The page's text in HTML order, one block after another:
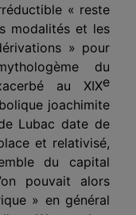
« reste
modalités et les
» pour
du
au XIXe
joachimite
Lubac date de
et relativisé,
du capital
pouvait alors
» en général